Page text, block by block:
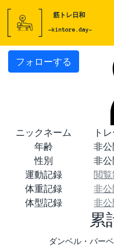
フォローする
ニックネーム
ト
年齢
非
性別
非
運動記録
閲
体重記録
非
体型記録
非
累
ダンベル・バー